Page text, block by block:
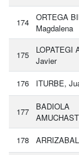
174
ORTEGA
Magdalena
175
LOPATEGI
Javier
176 ITURBE,
177
BADIOLA
178